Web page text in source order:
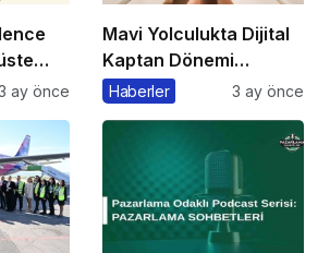
ay önce
Mavi Yolculukta Dijital
Kaptan Dönemi
Başlıyor
Haberler 3 ay önce